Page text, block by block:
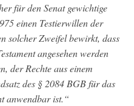
für den Senat gewichtige
einen Testierwillen der
solcher Zweifel bewirkt, dass
angesehen werden
der Rechte aus einem
des § 2084 BGB für das
anwendbar ist.“